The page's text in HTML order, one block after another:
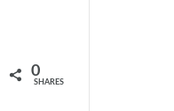
0
SHARES